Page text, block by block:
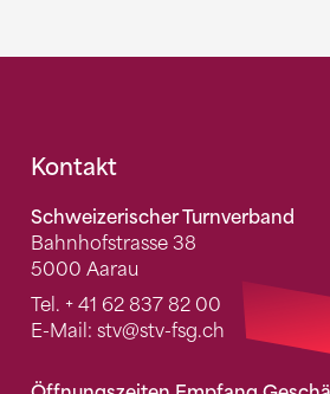
Fusszeile
Kontakt
Schweizerischer Turnverband
Bahnhofstrasse 38
5000 Aarau
Tel. + 41 62 837 82 00
E-Mail: stv@stv-fsg.ch